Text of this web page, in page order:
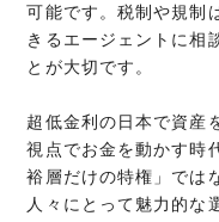
可能です。税制や規制
きるエージェントに相
とが大切です。
超低金利の日本で資産
視点でお金を動かす時
裕層だけの特権」では
人々にとって魅力的な